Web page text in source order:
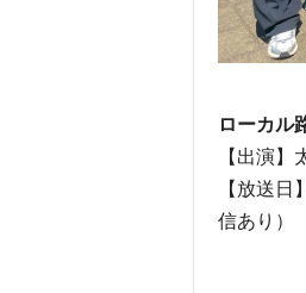
ローカル
【出演
【放送
信あり）